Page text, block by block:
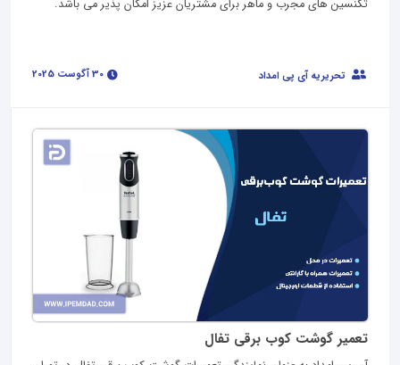
تکنسین های مجرب و ماهر برای مشتریان عزیز امکان پذیر می باشد.
تحریریه آی پی امداد
تعمیر گوشت کوب برقی تفال